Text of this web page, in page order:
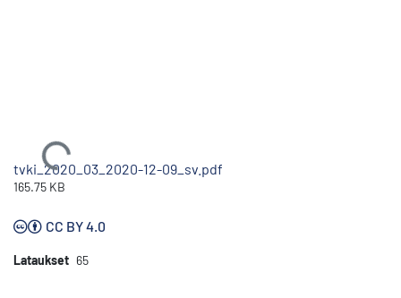
Ladataan...
tvki_2020_03_2020-12-09_sv.pdf
165.75 KB
CC BY 4.0
Lataukset 65